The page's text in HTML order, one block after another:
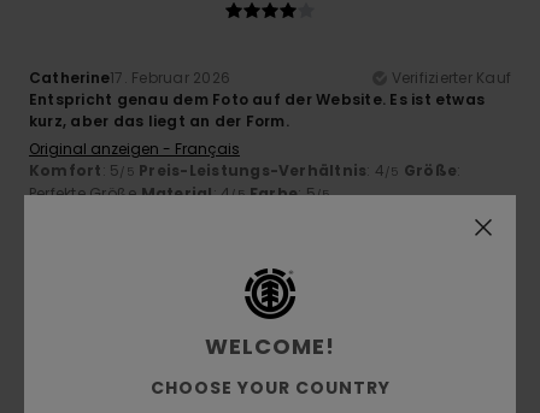
Catherine17. Februar 2026
Verifizierter Kauf
Entspricht genau dem Foto auf der Website. Es ist etwas
kurz, aber das liegt an der Form.
Original anzeigen - Français
Komfort: 5/5 Preis-Leistungs-Verhältnis: 4/5 Größe:
Perfekte GrößeMaterial: 4/5 Farbe: 5/5
5/5
WELCOME!
CHOOSE YOUR COUNTRY